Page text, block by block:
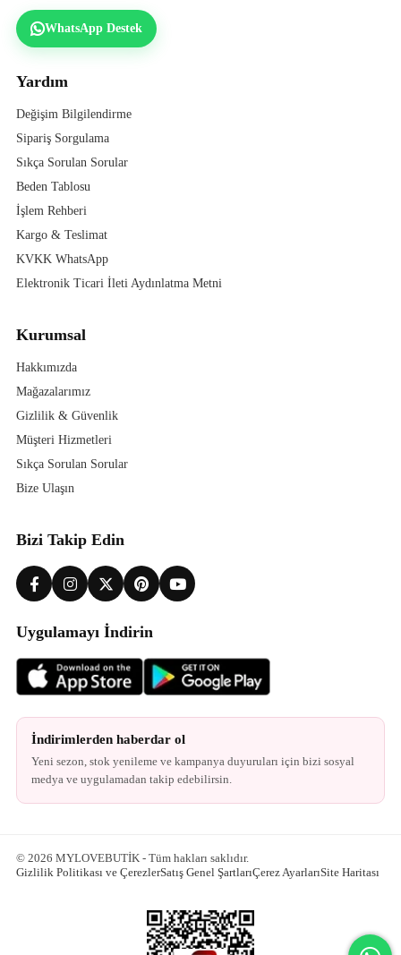
WhatsApp Destek
Yardım
Değişim Bilgilendirme
Sipariş Sorgulama
Sıkça Sorulan Sorular
Beden Tablosu
İşlem Rehberi
Kargo & Teslimat
KVKK WhatsApp
Elektronik Ticari İleti Aydınlatma Metni
Kurumsal
Hakkımızda
Mağazalarımız
Gizlilik & Güvenlik
Müşteri Hizmetleri
Sıkça Sorulan Sorular
Bize Ulaşın
Bizi Takip Edin
Uygulamayı İndirin
İndirimlerden haberdar ol
Yeni sezon, stok yenileme ve kampanya duyuruları için bizi sosyal
medya ve uygulamadan takip edebilirsin.
© 2026 MYLOVEBUTİK - Tüm hakları saklıdır.
Gizlilik Politikası ve ÇerezlerSatış Genel ŞartlarıÇerez AyarlarıSite Haritası